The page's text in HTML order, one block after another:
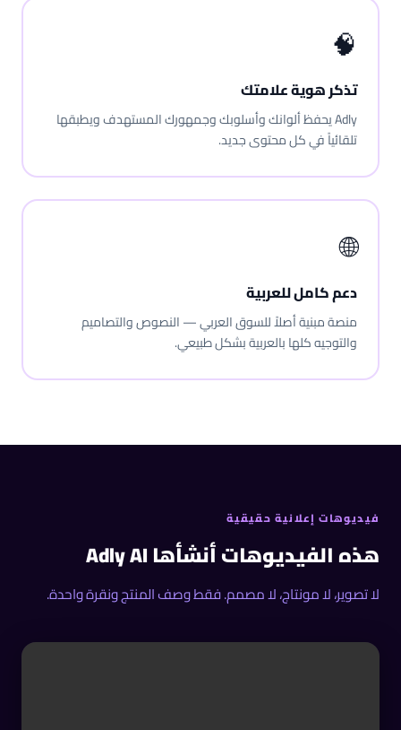
🧠
تذكر هوية علامتك
Adly يحفظ ألوانك وأسلوبك وجمهورك المستهدف ويطبقها
تلقائياً في كل محتوى جديد.
🌐
دعم كامل للعربية
منصة مبنية أصلاً للسوق العربي — النصوص والتصاميم
والتوجيه كلها بالعربية بشكل طبيعي.
فيديوهات إعلانية حقيقية
هذه الفيديوهات أنشأها Adly AI
لا تصوير، لا مونتاج، لا مصمم. فقط وصف المنتج ونقرة واحدة.